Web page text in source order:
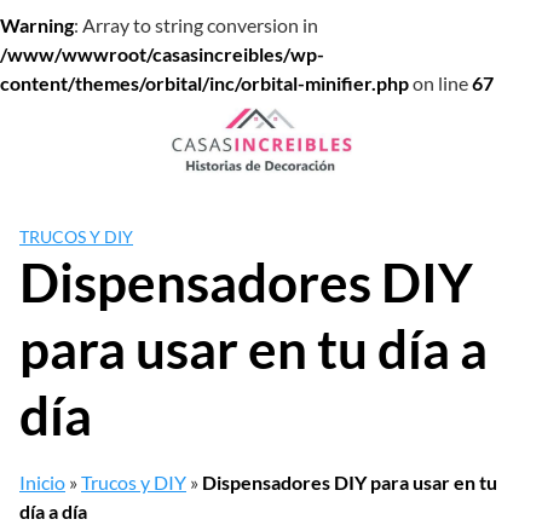
Warning: Array to string conversion in
/www/wwwroot/casasincreibles/wp-
content/themes/orbital/inc/orbital-minifier.phpon line67
TRUCOS Y DIY
Dispensadores DIY
para usar en tu día a
día
Inicio »Trucos y DIY » Dispensadores DIY para usar en tu
día a día